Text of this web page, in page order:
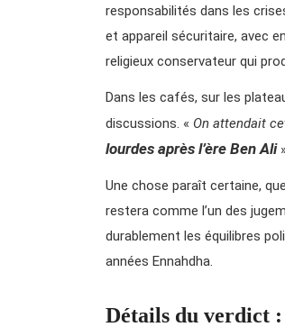
responsabilités dans les
et appareil sécuritaire, avec
religieux conservateur qui
Dans les cafés, sur les
discussions. « On attendait
lourdes après l’ère Ben Ali
Une chose paraît certaine,
restera comme l’un des
durablement les équilibres
années Ennahdha.
Détails du verdict :